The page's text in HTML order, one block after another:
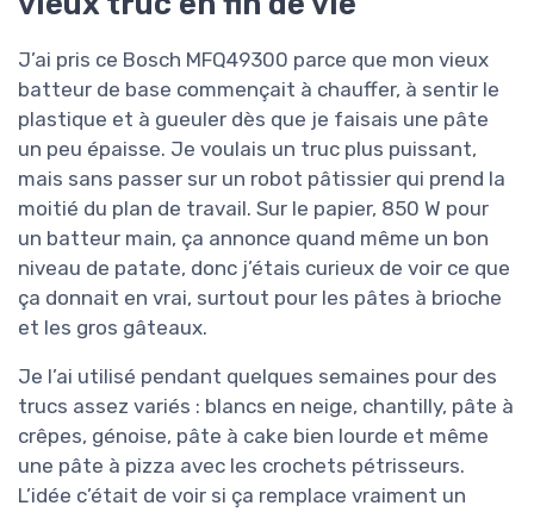
J’ai pris ce Bosch MFQ49300 parce que mon vieux
batteur de base commençait à chauffer, à sentir le
plastique et à gueuler dès que je faisais une pâte
un peu épaisse. Je voulais un truc plus puissant,
mais sans passer sur un robot pâtissier qui prend la
moitié du plan de travail. Sur le papier, 850 W pour
un batteur main, ça annonce quand même un bon
niveau de patate, donc j’étais curieux de voir ce que
ça donnait en vrai, surtout pour les pâtes à brioche
et les gros gâteaux.
Je l’ai utilisé pendant quelques semaines pour des
trucs assez variés : blancs en neige, chantilly, pâte à
crêpes, génoise, pâte à cake bien lourde et même
une pâte à pizza avec les crochets pétrisseurs.
L’idée c’était de voir si ça remplace vraiment un